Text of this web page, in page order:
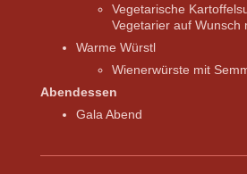
​Vegetarische
Vegetarier auf Wunsch
​​​Warme Würstl
​Wienerwürste mit
Abendessen
Gala Abend